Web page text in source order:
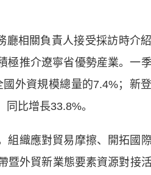
相關負責人接受採訪時介
極推介遼寧省優勢産業。一季
外資規模總量的7.4%；新
比增長33.8%。
組織應對貿易摩擦、開拓國
外貿新業態要素資源對接活